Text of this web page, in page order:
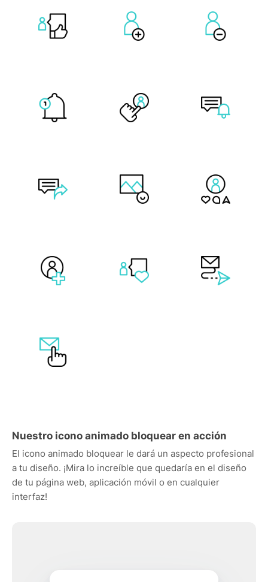
Nuestro icono animado bloquear en acción
El icono animado bloquear le dará un aspecto profesional
a tu diseño. ¡Mira lo increíble que quedaría en el diseño
de tu página web, aplicación móvil o en cualquier
interfaz!